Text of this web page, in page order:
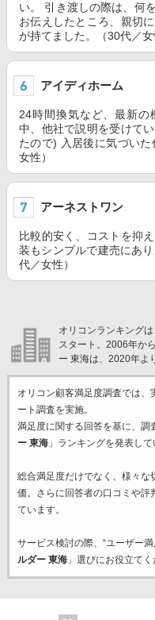
い。 引き渡しの際は、何
お伝えしたところ、親切
が持てました。（30代／女
アイディホーム
24時間換気など、最新
中、他社で説明を受けて
たので) 入居後に気づい
女性）
アーネストワン
比較的安く、コストを抑
装もシンプルで建売にあ
代／女性）
オリコンランキング
スタート。2006年か
ー 東海は、2020年よ
オリコン顧客満足度調査では、
ート調査を実施。
満足度に関する回答を基に、調
ー 東海」ランキングを発表して
総合満足度だけでなく、様々な
価。さらに回答者の口コミや評
ています。
サービス検討の際、“ユーザー
ルダー 東海」選びにお役立てく